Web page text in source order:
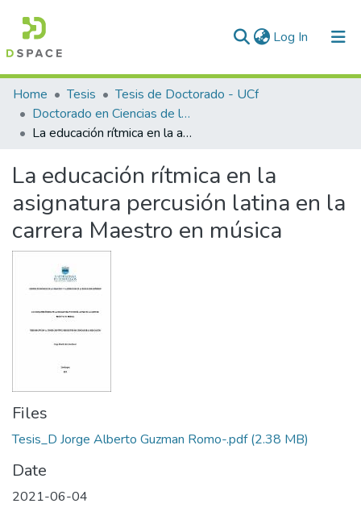
Log In (current)
Communities & Collections
All of DSpace
Home Tesis
Tesis de Doctorado - UCf
Doctorado en Ciencias de la Educación
La educación rítmica en la asignatura percusión latina en la carrera Maestro en música
La educación rítmica en la
asignatura percusión latina en la
carrera Maestro en música
Files
Tesis_D Jorge Alberto Guzman Romo-.pdf(2.38 MB)
Date
2021-06-04